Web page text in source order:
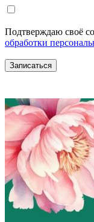
Подтверждаю своё
обработки
Записаться